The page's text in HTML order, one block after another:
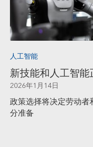
人工智能
新技能和人工智
2026年1月14日
政策选择将决定劳动
分准备